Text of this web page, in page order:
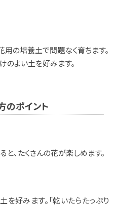
用の培養土で問題なく育ちます。
のよい土を好みます。
のポイント
、たくさんの花が楽しめます。
を好みます。「乾いたらたっぷり